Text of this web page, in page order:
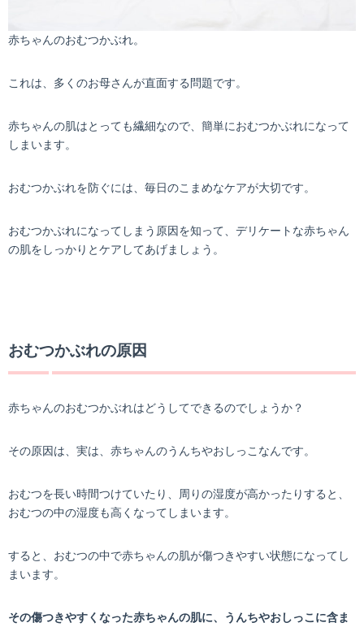
赤ちゃんのおむつかぶれ。
これは、多くのお母さんが直面する問題です。
赤ちゃんの肌はとっても繊細なので、簡単におむつかぶれになって
しまいます。
おむつかぶれを防ぐには、毎日のこまめなケアが大切です。
おむつかぶれになってしまう原因を知って、デリケートな赤ちゃん
の肌をしっかりとケアしてあげましょう。
おむつかぶれの原因
赤ちゃんのおむつかぶれはどうしてできるのでしょうか？
その原因は、実は、赤ちゃんのうんちやおしっこなんです。
おむつを長い時間つけていたり、周りの湿度が高かったりすると、
おむつの中の湿度も高くなってしまいます。
すると、おむつの中で赤ちゃんの肌が傷つきやすい状態になってし
まいます。
その傷つきやすくなった赤ちゃんの肌に、うんちやおしっこに含ま